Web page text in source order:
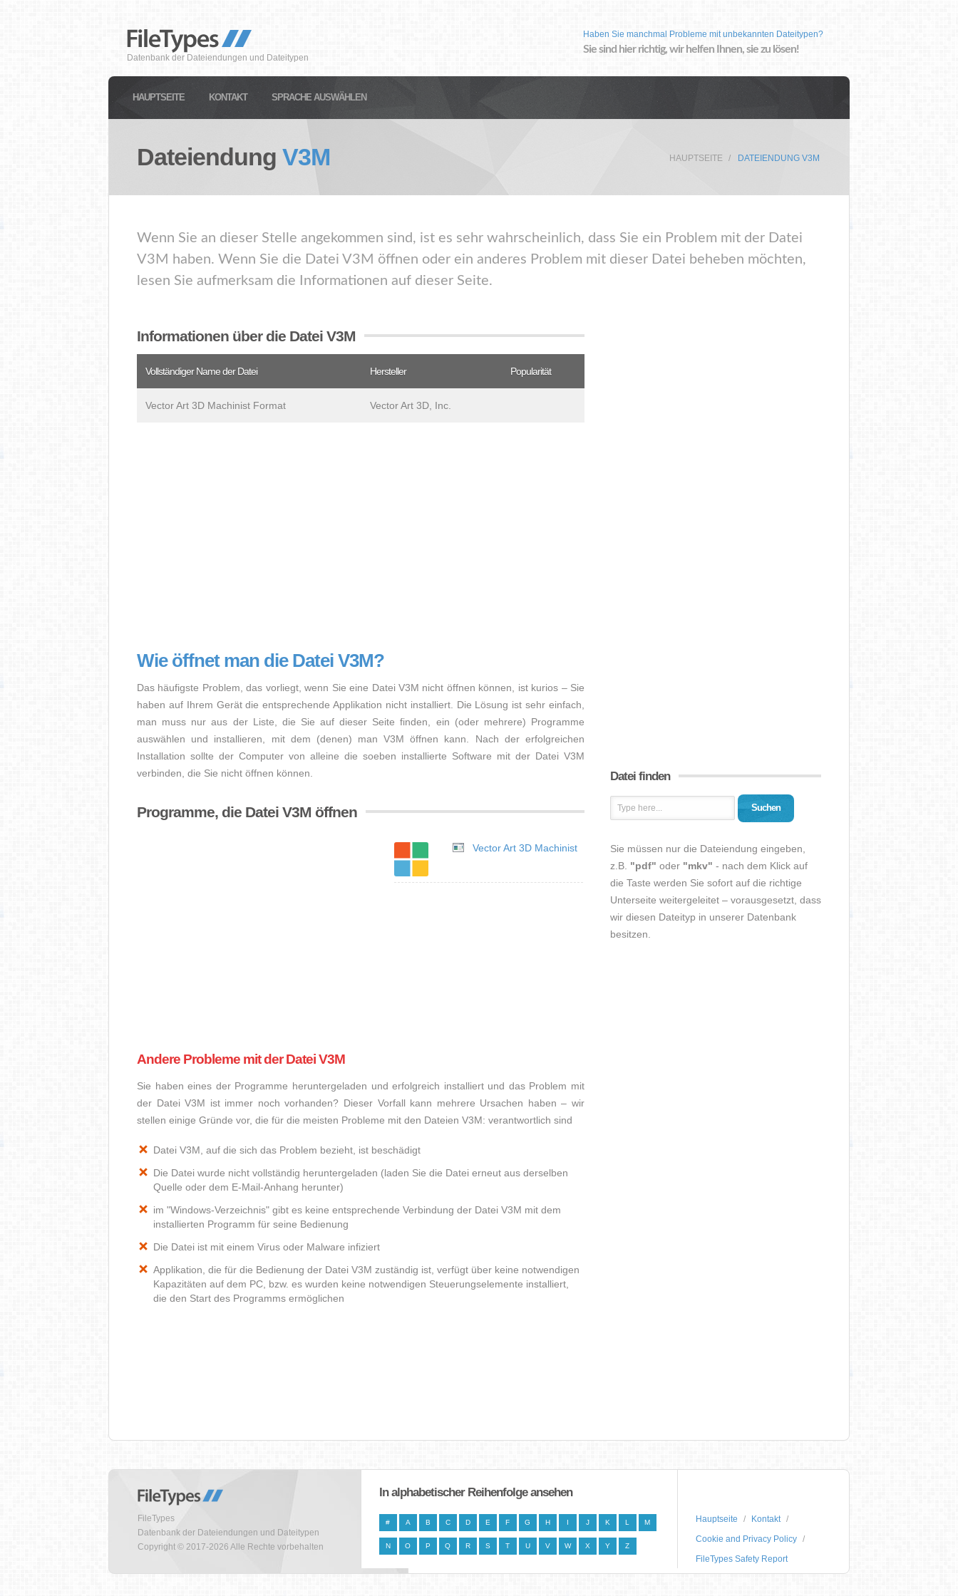
Datenbank der Dateiendungen und Dateitypen
Haben Sie manchmal Probleme mit unbekannten Dateitypen?
Sie sind hier richtig, wir helfen Ihnen, sie zu lösen!
HAUPTSEITE KONTAKT SPRACHE AUSWÄHLEN
Dateiendung V3M HAUPTSEITE DATEIENDUNG V3M
Wenn Sie an dieser Stelle angekommen sind, ist es sehr wahrscheinlich, dass Sie ein Problem mit der Datei
V3M haben. Wenn Sie die Datei V3M öffnen oder ein anderes Problem mit dieser Datei beheben möchten,
lesen Sie aufmerksam die Informationen auf dieser Seite.
Informationen über die Datei V3M
Vollständiger Name der Datei Hersteller Popularität
Vector Art 3D Machinist Format Vector Art 3D, Inc.
Wie öffnet man die Datei V3M?
Das häufigste Problem, das vorliegt, wenn Sie eine Datei V3M nicht öffnen können, ist kurios – Sie
haben auf Ihrem Gerät die entsprechende Applikation nicht installiert. Die Lösung ist sehr einfach,
man muss nur aus der Liste, die Sie auf dieser Seite finden, ein (oder mehrere) Programme
auswählen und installieren, mit dem (denen) man V3M öffnen kann. Nach der erfolgreichen
Installation sollte der Computer von alleine die soeben installierte Software mit der Datei V3M
verbinden, die Sie nicht öffnen können.
Programme, die Datei V3M öffnen
Vector Art 3D Machinist
Andere Probleme mit der Datei V3M
Sie haben eines der Programme heruntergeladen und erfolgreich installiert und das Problem mit
der Datei V3M ist immer noch vorhanden? Dieser Vorfall kann mehrere Ursachen haben – wir
stellen einige Gründe vor, die für die meisten Probleme mit den Dateien V3M: verantwortlich sind
Datei V3M, auf die sich das Problem bezieht, ist beschädigt
Die Datei wurde nicht vollständig heruntergeladen (laden Sie die Datei erneut aus derselben
Quelle oder dem E-Mail-Anhang herunter)
im "Windows-Verzeichnis" gibt es keine entsprechende Verbindung der Datei V3M mit dem
installierten Programm für seine Bedienung
Die Datei ist mit einem Virus oder Malware infiziert
Applikation, die für die Bedienung der Datei V3M zuständig ist, verfügt über keine notwendigen
Kapazitäten auf dem PC, bzw. es wurden keine notwendigen Steuerungselemente installiert,
die den Start des Programms ermöglichen
Datei finden
Suchen
Sie müssen nur die Dateiendung eingeben,
z.B. "pdf" oder "mkv" - nach dem Klick auf
die Taste werden Sie sofort auf die richtige
Unterseite weitergeleitet – vorausgesetzt, dass
wir diesen Dateityp in unserer Datenbank
besitzen.
FileTypes
Datenbank der Dateiendungen und Dateitypen
Copyright © 2017-2026 Alle Rechte vorbehalten
In alphabetischer Reihenfolge ansehen
# A B C D E F G H I J K L M
N O P Q R S T U V W X Y Z
Hauptseite
Kontakt
Cookie and Privacy Policy
FileTypes Safety Report